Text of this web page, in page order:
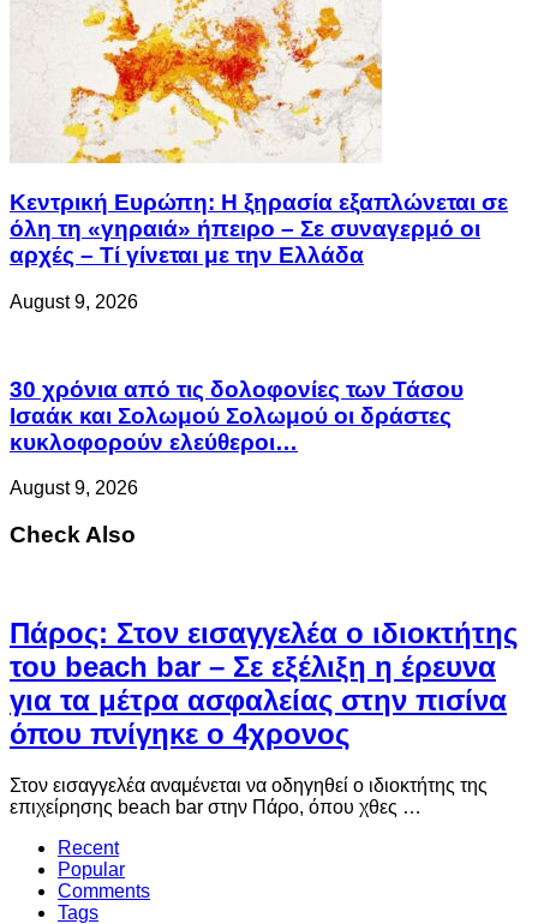
Κεντρική Ευρώπη: Η ξηρασία εξαπλώνεται σε
όλη τη «γηραιά» ήπειρο – Σε συναγερμό οι
αρχές – Τί γίνεται με την Ελλάδα
August 9, 2026
30 χρόνια από τις δολοφονίες των Τάσου
Ισαάκ και Σολωμού Σολωμού οι δράστες
κυκλοφορούν ελεύθεροι…
August 9, 2026
Check Also
Πάρος: Στον εισαγγελέα ο ιδιοκτήτης
του beach bar – Σε εξέλιξη η έρευνα
για τα μέτρα ασφαλείας στην πισίνα
όπου πνίγηκε ο 4χρονος
Στον εισαγγελέα αναμένεται να οδηγηθεί ο ιδιοκτήτης της
επιχείρησης beach bar στην Πάρο, όπου χθες …
Recent
Popular
Comments
Tags